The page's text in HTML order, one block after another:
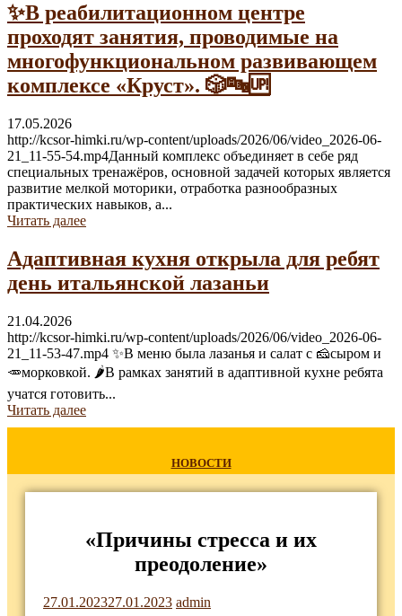
✨В реабилитационном центре
проходят занятия, проводимые на
многофункциональном развивающем
комплексе «Круст». 🎲🔤🆙
17.05.2026
http://kcsor-himki.ru/wp-content/uploads/2026/06/video_2026-06-
21_11-55-54.mp4Данный комплекс объединяет в себе ряд
специальных тренажёров, основной задачей которых является
развитие мелкой моторики, отработка разнообразных
практических навыков, а...
Читать далее
Адаптивная кухня открыла для ребят
день итальянской лазаньи
21.04.2026
http://kcsor-himki.ru/wp-content/uploads/2026/06/video_2026-06-
21_11-53-47.mp4 ✨В меню была лазанья и салат с 🧀сыром и
🥕морковкой. 🌶В рамках занятий в адаптивной кухне ребята
учатся готовить...
Читать далее
НОВОСТИ
«Причины стресса и их
преодоление»
27.01.202327.01.2023 admin